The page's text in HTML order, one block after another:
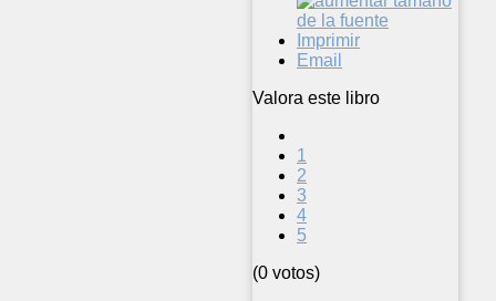
Imprimir
Email
Valora este libro
1
2
3
4
5
(0 votos)